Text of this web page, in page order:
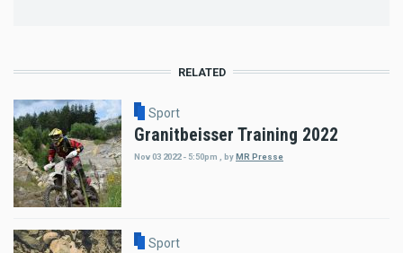
RELATED
Sport
Granitbeisser Training 2022
Nov 03 2022 - 5:50pm byMR Presse
Sport